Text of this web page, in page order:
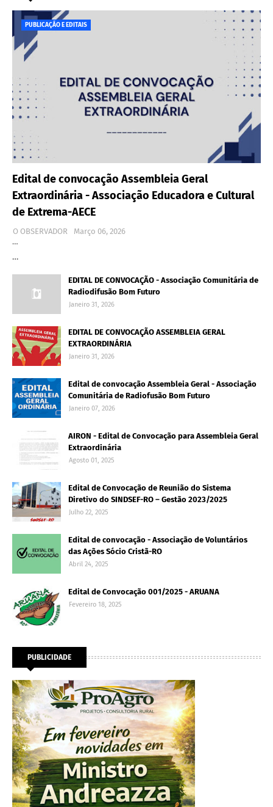
PUBLICAÇÃO E EDITAIS
Edital de convocação Assembleia Geral
Extraordinária - Associação Educadora e Cultural
de Extrema-AECE
O OBSERVADOR
Março 06, 2026
…
…
EDITAL DE CONVOCAÇÃO - Associação Comunitária de
Radiodifusão Bom Futuro
Janeiro 31, 2026
EDITAL DE CONVOCAÇÃO ASSEMBLEIA GERAL
EXTRAORDINÁRIA
Janeiro 31, 2026
Edital de convocação Assembleia Geral - Associação
Comunitária de Radiofusão Bom Futuro
Janeiro 07, 2026
AIRON - Edital de Convocação para Assembleia Geral
Extraordinária
Agosto 01, 2025
Edital de Convocação de Reunião do Sistema
Diretivo do SINDSEF-RO – Gestão 2023/2025
Julho 22, 2025
Edital de convocação - Associação de Voluntários
das Ações Sócio Cristã-RO
Abril 24, 2025
Edital de Convocação 001/2025 - ARUANA
Fevereiro 18, 2025
PUBLICIDADE